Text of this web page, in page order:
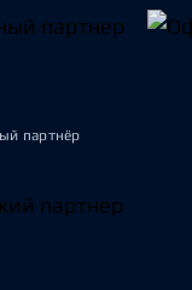
партнёр